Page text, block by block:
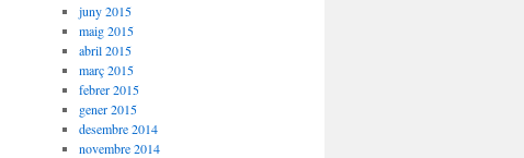
juny 2015
maig 2015
abril 2015
març 2015
febrer 2015
gener 2015
desembre 2014
novembre 2014